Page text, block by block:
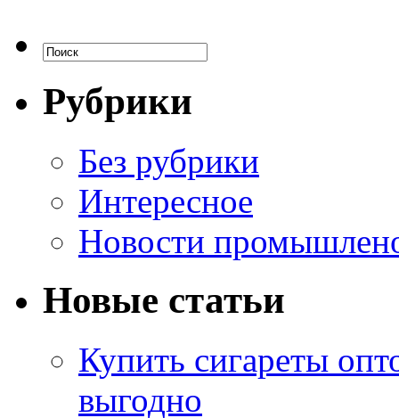
Рубрики
Без рубрики
Интересное
Новости
Новые статьи
Купить сигареты
выгодно